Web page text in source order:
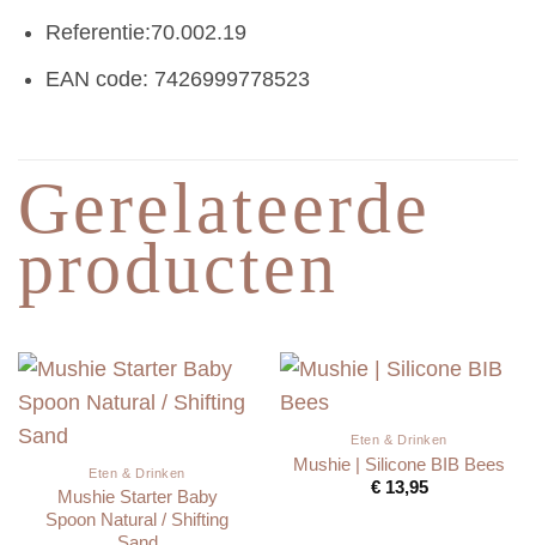
Referentie:70.002.19
EAN code: 7426999778523
Gerelateerde
producten
Eten & Drinken
Mushie Starter Baby
Spoon Natural / Shifting
Eten & Drinken
Mushie | Silicone BIB Bees
€13,95